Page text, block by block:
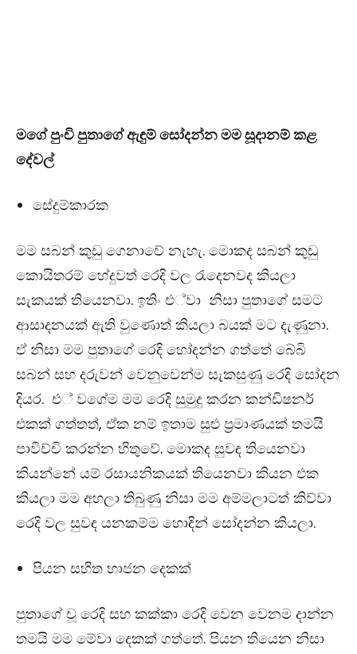
මගේ පුංචි පුතාගේ ඇඳුම් සෝදන්න මම සූදානම් කළ
දේවල්
සේදුම්කාරක
මම සබන් කුඩු ගෙනාවේ නැහැ. මොකද සබන් කුඩු
කොයිතරම් හේදුවත් රෙදි වල රැදෙනවද කියලා
සැකයක් තියෙනවා. ඉතිං එ්වා නිසා පුතාගේ සමට
ආසාදනයක් ඇති වුණොත් කියලා බයක් මට දැණුනා.
ඒ නිසා මම පුතාගේ රෙදි හෝදන්න ගත්තේ බේබි
සබන් සහ දරුවන් වෙනුවෙන්ම සැකසුණු රෙදි සෝදන
දියර. එ් වගේම මම රෙදි සුමුදු කරන කන්ඩිෂනර්
එකක් ගත්තත්, ඒක නම් ඉතාම සුළු ප්‍රමාණයක් තමයි
පාවිච්චි කරන්න හිතුවේ. මොකද සුවඳ තියෙනවා
කියන්නේ යම් රසායනිකයක් තියෙනවා කියන එක
කියලා මම අහලා තිබුණු නිසා මම අම්මලාටත් කිව්වා
රෙදි වල සුවඳ යනකම්ම හොඳින් සෝදන්න කියලා.
පියන සහිත භාජන දෙකක්
පුතාගේ චූ රෙදි සහ කක්කා රෙදි වෙන වෙනම දාන්න
තමයි මම මේවා දෙකක් ගත්තේ. පියන තියෙන නිසා